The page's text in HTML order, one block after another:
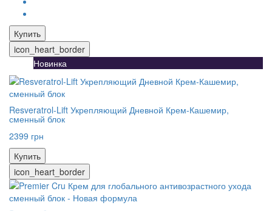
Купить
icon_heart_border
Новинка
Resveratrol-Lift Укрепляющий Дневной Крем-Кашемир,
сменный блок
2399 грн
Купить
icon_heart_border